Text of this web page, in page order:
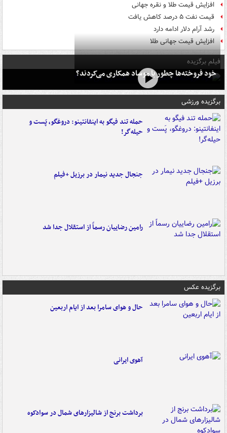
افزایش قیمت طلا و نقره جهانی
قیمت نفت ۵ درصد کاهش یافت
رشد آرام دلار ادامه دارد
افزایش قیمت جهانی طلا
فیلم برگزیده
خود فروخته‌ها چطور با موساد همکاری می‌کردند؟
برگزیده ورزشی
حمله تند فیگو به اینفانتینو: دروغگو، پَست‌ و
حیله‌گر!
جنجال جدید نیمار در برزیل +فیلم
رامین رضاییان رسماً از استقلال جدا شد
برگزیده عکس
حال و هوای سامرا بعد از ایام اربعین
آهوی ایرانی
برداشت برنج از شالیزارهای شمال در سوادکوه